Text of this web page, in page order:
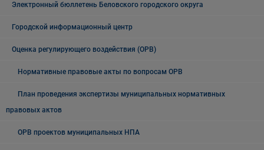
Электронный бюллетень Беловского городского округа
Городской информационный центр
Оценка регулирующего воздействия (ОРВ)
Нормативные правовые акты по вопросам ОРВ
План проведения экспертизы муниципальных нормативных
правовых актов
ОРВ проектов муниципальных НПА